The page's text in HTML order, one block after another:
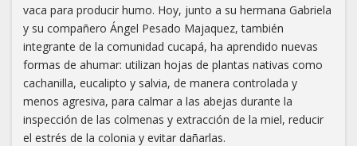
vaca para producir humo. Hoy, junto a su hermana Gabriela
y su compañero Ángel Pesado Majaquez, también
integrante de la comunidad cucapá, ha aprendido nuevas
formas de ahumar: utilizan hojas de plantas nativas como
cachanilla, eucalipto y salvia, de manera controlada y
menos agresiva, para calmar a las abejas durante la
inspección de las colmenas y extracción de la miel, reducir
el estrés de la colonia y evitar dañarlas.